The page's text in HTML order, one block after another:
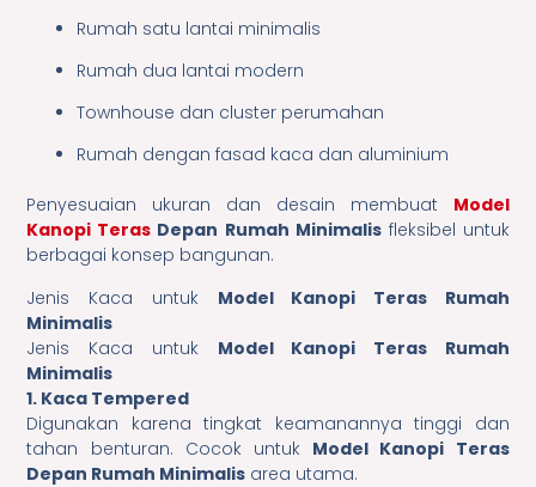
Rumah satu lantai minimalis
Rumah dua lantai modern
Townhouse dan cluster perumahan
Rumah dengan fasad kaca dan aluminium
Penyesuaian ukuran dan desain membuat Model
Kanopi Teras Depan Rumah Minimalisfleksibel untuk
berbagai konsep bangunan.
Jenis Kaca untuk Model Kanopi Teras Rumah
Minimalis
Jenis Kaca untuk Model Kanopi Teras Rumah
Minimalis
1. Kaca Tempered
Digunakan karena tingkat keamanannya tinggi dan
tahan benturan. Cocok untuk Model Kanopi Teras
Depan Rumah Minimalis area utama.